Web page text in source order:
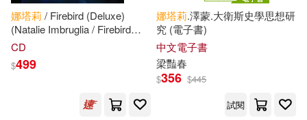
泰戈爾(39) 荒川弘(39)
吉根ゆりあ(38)
中國人民大學出版社(244)
上海音樂出版社(234)
娜塔莉 / Firebird (Deluxe)
(Natalie Imbruglia / Firebird
(Deluxe))
CD
$499
娜塔莉.澤蒙.大衛斯史學思想研
究 (電子書)
中文電子書
梁豔春
$356 $445
試閱